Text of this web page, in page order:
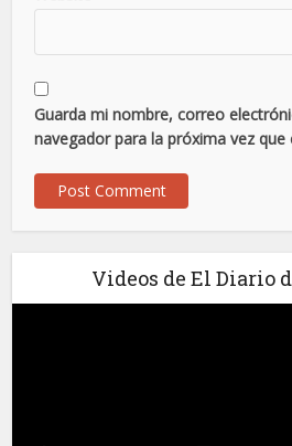
Guarda mi nombre, correo
navegador para la próxima vez que
Videos de El Diario